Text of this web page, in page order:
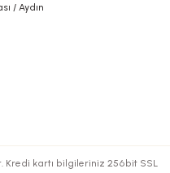
/ Aydın
Kredi kartı bilgileriniz 256bit SSL